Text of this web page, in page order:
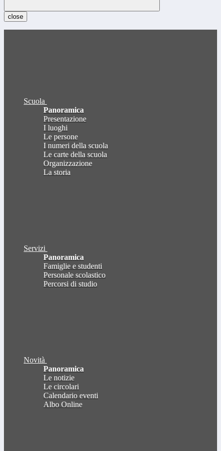
close
Scuola
Panoramica
Presentazione
I luoghi
Le persone
I numeri della scuola
Le carte della scuola
Organizzazione
La storia
Servizi
Panoramica
Famiglie e studenti
Personale scolastico
Percorsi di studio
Novità
Panoramica
Le notizie
Le circolari
Calendario eventi
Albo Online